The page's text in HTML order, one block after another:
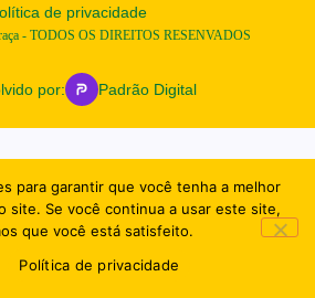
de privacidade
- TODOS OS DIREITOS RESENVADOS
por: Padrão Digital
para garantir que você tenha a melhor
site. Se você continua a usar este site,
que você está satisfeito.
Política de privacidade